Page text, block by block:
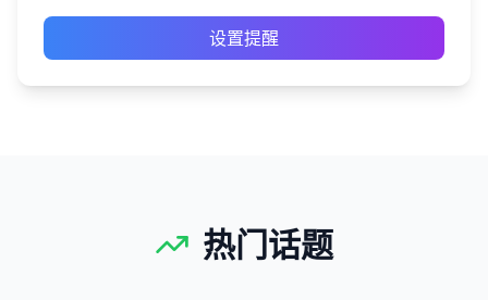
设置提醒
热门话题